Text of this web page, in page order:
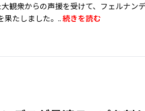
観衆からの声援を受けて、フェルナン
果たしました。..続きを読む